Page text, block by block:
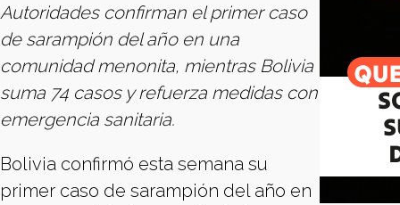
Autoridades confirman el primer caso
de sarampión del año en una
comunidad menonita, mientras Bolivia
suma 74 casos y refuerza medidas con
emergencia sanitaria.
Bolivia confirmó esta semana su
primer caso de sarampión del año en